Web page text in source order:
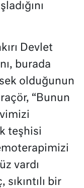
Devlet
burada
olduğunun
“Bunun
teşhisi
vardı
bir